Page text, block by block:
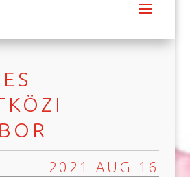
2021 AUG 16